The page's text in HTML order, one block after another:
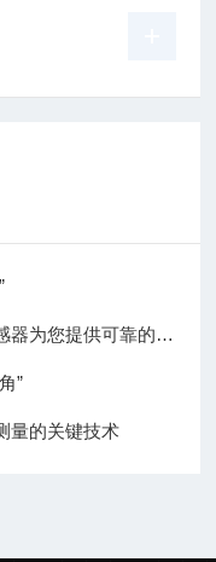
提供可靠的数据支持
”
量的关键技术